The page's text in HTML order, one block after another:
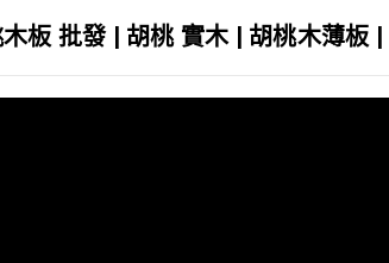
板 批發 | 胡桃 實木 | 胡桃木薄板